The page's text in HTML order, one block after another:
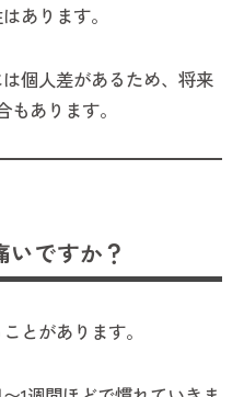
あります。
個人差があるため、将来
あります。
いですか？
とがあります。